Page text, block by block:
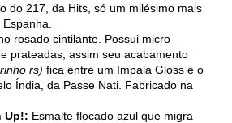
do 217, da Hits, só um milésimo mais
rosado cintilante. Possui micro
prateadas, assim seu acabamento
rs) fica entre um Impala Gloss e o
Índia, da Passe Nati. Fabricado na
Up!: Esmalte flocado azul que migra